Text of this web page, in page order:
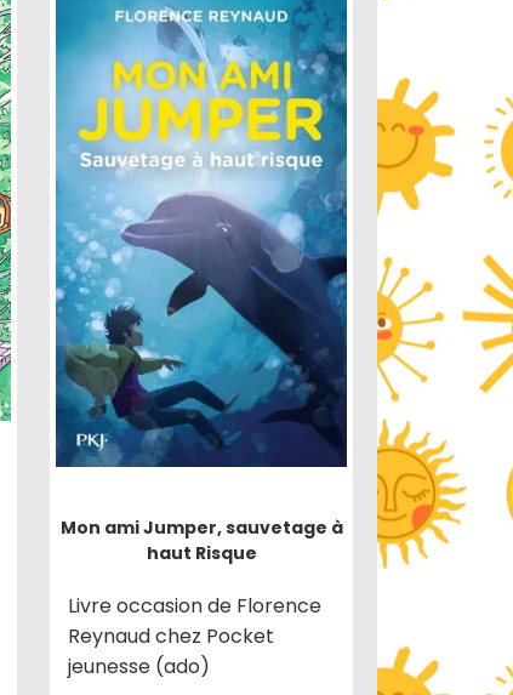
Mon ami Jumper, sauvetage à
haut Risque
Livre occasion de Florence
Reynaud chez Pocket
jeunesse (ado)